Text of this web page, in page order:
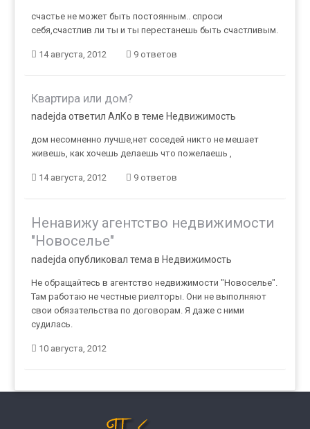
счастье не может быть постоянным.. спроси
себя,счастлив ли ты и ты перестанешь быть счастливым.
14 августа, 2012 9 ответов
Квартира или дом?
nadejda ответил АлКо в теме Недвижимость
дом несомненно лучше,нет соседей никто не мешает
живешь, как хочешь делаешь что пожелаешь ,
14 августа, 2012 9 ответов
Ненавижу агентство недвижимости
"Новоселье"
nadejda опубликовал тема в Недвижимость
Не обращайтесь в агентство недвижимости "Новоселье".
Там работаю не честные риелторы. Они не выполняют
свои обязательства по договорам. Я даже с ними
судилась.
10 августа, 2012